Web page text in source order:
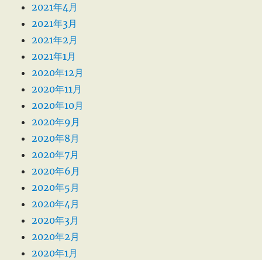
2021年4月
2021年3月
2021年2月
2021年1月
2020年12月
2020年11月
2020年10月
2020年9月
2020年8月
2020年7月
2020年6月
2020年5月
2020年4月
2020年3月
2020年2月
2020年1月